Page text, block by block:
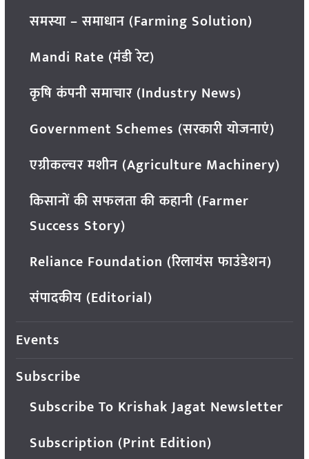
समस्या – समाधान (Farming Solution)
Mandi Rate (मंडी रेट)
कृषि कंपनी समाचार (Industry News)
Government Schemes (सरकारी योजनाएं)
एग्रीकल्चर मशीन (Agriculture Machinery)
किसानों की सफलता की कहानी (Farmer
Success Story)
Reliance Foundation (रिलायंस फाउंडेशन)
संपादकीय (Editorial)
Events
Subscribe
Subscribe To Krishak Jagat Newsletter
Subscription (Print Edition)